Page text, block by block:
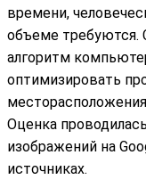
времени,
объеме требуются.
алгоритм
оптимизировать
Оценка
изображений на
источниках.